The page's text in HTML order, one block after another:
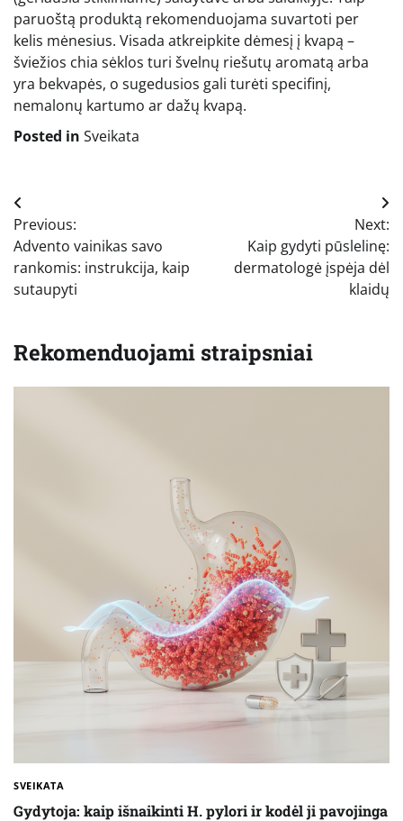
paruoštą produktą rekomenduojama suvartoti per
kelis mėnesius. Visada atkreipkite dėmesį į kvapą –
šviežios chia sėklos turi švelnų riešutų aromatą arba
yra bekvapės, o sugedusios gali turėti specifinį,
nemalonų kartumo ar dažų kvapą.
Posted in Sveikata
Navigacija
tarp
įrašų
Previous:
Advento vainikas savo
rankomis: instrukcija, kaip
sutaupyti
Next:
Kaip gydyti pūslelinę:
dermatologė įspėja dėl
klaidų
Rekomenduojami straipsniai
SVEIKATA
Gydytoja: kaip išnaikinti H. pylori ir kodėl ji pavojinga